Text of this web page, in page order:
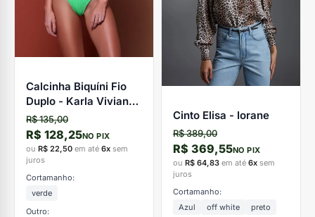
Calcinha Biquíni Fio
Duplo - Karla Vivian
Beach Brazil
R$ 135,00
R$ 128,25NO PIX
ou R$ 22,50 em até 6x sem
juros
Cortamanho:
verde
Outro:
Cinto Elisa - Iorane
R$ 389,00
R$ 369,55NO PIX
ou R$ 64,83 em até 6x sem
juros
Cortamanho:
Azul
off white
preto